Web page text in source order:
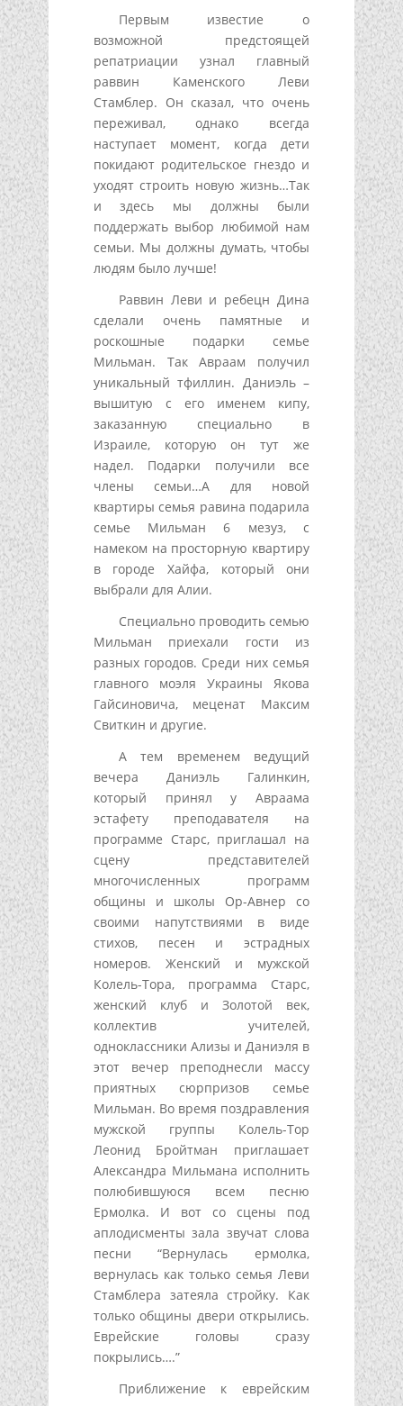
Первым известие о
возможной предстоящей
репатриации узнал главный
раввин Каменского Леви
Стамблер. Он сказал, что очень
переживал, однако всегда
наступает момент, когда дети
покидают родительское гнездо и
уходят строить новую жизнь…Так
и здесь мы должны были
поддержать выбор любимой нам
семьи. Мы должны думать, чтобы
людям было лучше!
Раввин Леви и ребецн Дина
сделали очень памятные и
роскошные подарки семье
Мильман. Так Авраам получил
уникальный тфиллин. Даниэль –
вышитую с его именем кипу,
заказанную специально в
Израиле, которую он тут же
надел. Подарки получили все
члены семьи…А для новой
квартиры семья равина подарила
семье Мильман 6 мезуз, с
намеком на просторную квартиру
в городе Хайфа, который они
выбрали для Алии.
Специально проводить семью
Мильман приехали гости из
разных городов. Среди них семья
главного моэля Украины Якова
Гайсиновича, меценат Максим
Свиткин и другие.
А тем временем ведущий
вечера Даниэль Галинкин,
который принял у Авраама
эстафету преподавателя на
программе Старс, приглашал на
сцену представителей
многочисленных программ
общины и школы Ор-Авнер со
своими напутствиями в виде
стихов, песен и эстрадных
номеров. Женский и мужской
Колель-Тора, программа Старс,
женский клуб и Золотой век,
коллектив учителей,
одноклассники Ализы и Даниэля в
этот вечер преподнесли массу
приятных сюрпризов семье
Мильман. Во время поздравления
мужской группы Колель-Тор
Леонид Бройтман приглашает
Александра Мильмана исполнить
полюбившуюся всем песню
Ермолка. И вот со сцены под
аплодисменты зала звучат слова
песни “Вернулась ермолка,
вернулась как только семья Леви
Стамблера затеяла стройку. Как
только общины двери открылись.
Еврейские головы сразу
покрылись….”
Приближение к еврейским